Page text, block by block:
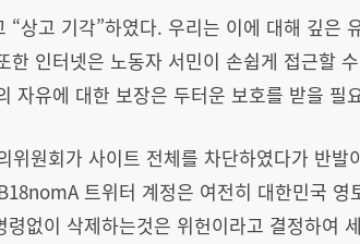
상고 기각”하였다. 우리는 이에 대해 깊은
인터넷은 노동자 서민이 손쉽게 접근할
자유에 대한 보장은 두터운 보호를 받을 필
원회가 사이트 전체를 차단하였다가 반발
트위터 계정은 여전히 대한민국 영
없이 삭제하는것은 위헌이라고 결정하여